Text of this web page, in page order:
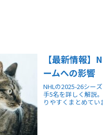
【最新情報
ームへの影響
NHLの2025-26シー
手5名を詳しく解説
りやすくまとめてい